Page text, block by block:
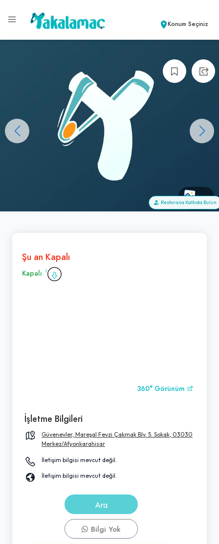
Konum Seçiniz
+0
Restorana Katkıda Bulun
Şu an Kapalı
Kapalı
360° Görünüm
İşletme Bilgileri
Güvenevler, Mareşal Fevzi Çakmak Blv. 5. Sokak, 03030
Merkez/Afyonkarahisar
İletişim bilgisi mevcut değil.
İletişim bilgisi mevcut değil.
Ara
Bilgi Yok